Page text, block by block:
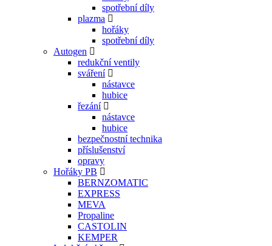
spotřební díly
plazma
hořáky
spotřební díly
Autogen
redukční ventily
sváření
nástavce
hubice
řezání
nástavce
hubice
bezpečnostní technika
příslušenství
opravy
Hořáky PB
BERNZOMATIC
EXPRESS
MEVA
Propaline
CASTOLIN
KEMPER